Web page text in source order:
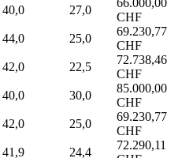
40,0 27,0
CHF
44,0 25,0
69.230,77
CHF
42,0 22,5
72.738,46
CHF
40,0 30,0
85.000,00
CHF
42,0 25,0
69.230,77
CHF
41,9 24,4
72.290,11